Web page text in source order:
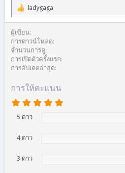
ป
ฏิ
ริ
ย
า
:
ladygaga
ผู้เขียน
การดาวน์โหลด
จำนวนการดู
การเปิดตัวครั้งแรก
การอัปเดตล่าสุด
การให้คะแนน
5 ดาว
4 ดาว
3 ดาว